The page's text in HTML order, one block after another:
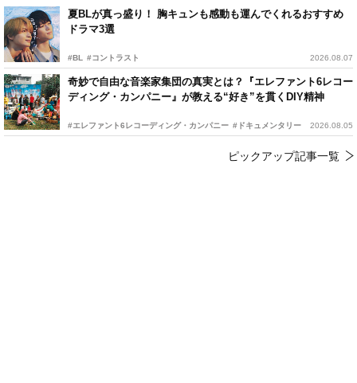
夏BLが真っ盛り！ 胸キュンも感動も運んでくれるおすすめ
ドラマ3選
#BL #コントラスト 2026.08.07
奇妙で自由な音楽家集団の真実とは？『エレファント6レコー
ディング・カンパニー』が教える“好き”を貫くDIY精神
#エレファント6レコーディング・カンパニー #ドキュメンタリー 2026.08.05
ピックアップ記事一覧